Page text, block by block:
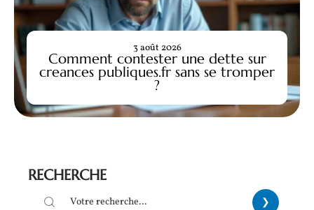
Comment contester une dette sur
creances publiques.fr sans se tromper
?
3 août 2026
RECHERCHE